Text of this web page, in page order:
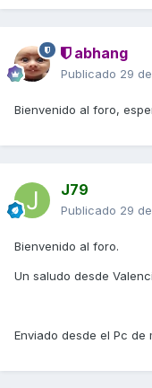
abhang
Publicado 29
Bienvenido al foro,
J79
Publicado 29
Bienvenido al foro.
Un saludo desde
Enviado desde el Pc